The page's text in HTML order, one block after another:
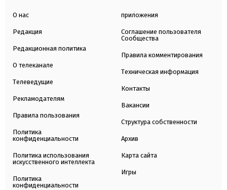
О нас
Редакция
Редакционная политика
О телеканале
Телеведущие
Рекламодателям
Правила пользования
Политика
конфиденциальности
Политика использования
искусственного интеллекта
Политика
конфиденциальности
приложения
Соглашение пользователя
Сообщества
Правила комментирования
Техническая информация
Контакты
Вакансии
Структура собственности
Архив
Карта сайта
Игры